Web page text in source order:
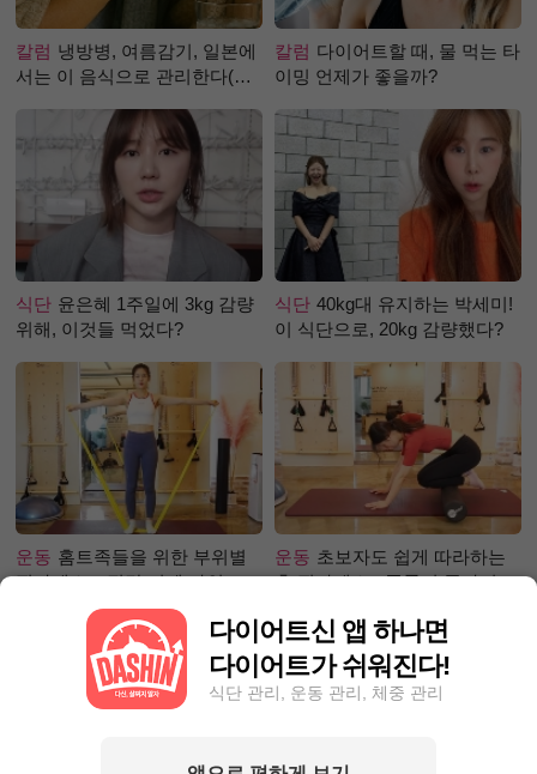
칼럼 냉방병, 여름감기, 일본에
서는 이 음식으로 관리한다(생
칼럼 다이어트할 때, 물 먹는 타
이밍 언제가 좋을까?
식단 윤은혜 1주일에 3kg 감량
위해, 이것들 먹었다?
식단 40kg대 유지하는 박세미!
이 식단으로, 20kg 감량했다?
운동 홈트족들을 위한 부위별
필라테스 – 직각 어깨 라인 만
운동 초보자도 쉽게 따라하는
홈 필라테스 - 폼롤러 종아리 알
다이어트신 앱 하나면
다이어트가 쉬워진다!
식단 관리, 운동 관리, 체중 관리